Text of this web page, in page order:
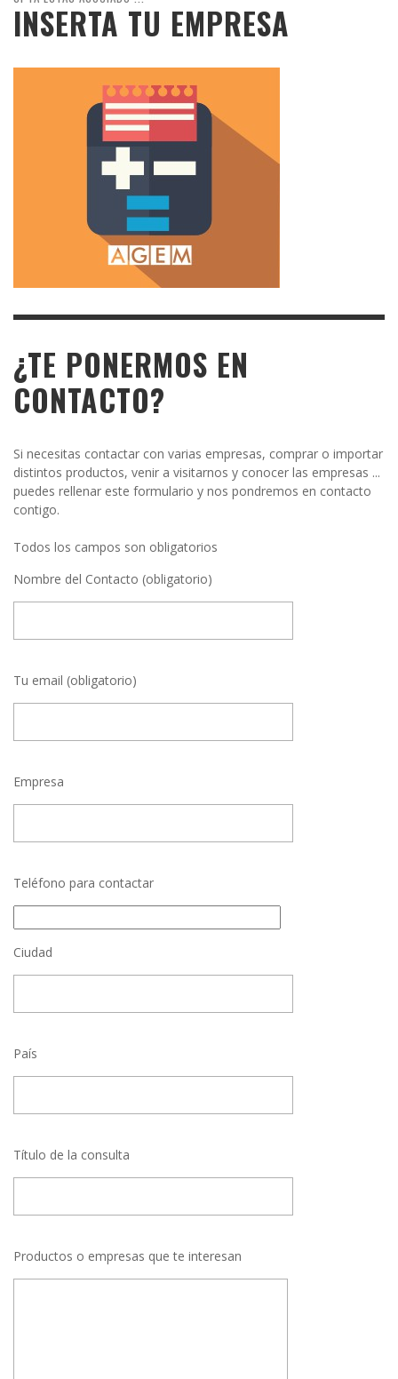
INSERTA TU EMPRESA
¿TE PONERMOS EN
CONTACTO?
Si necesitas contactar con varias empresas, comprar o importar
distintos productos, venir a visitarnos y conocer las empresas ...
puedes rellenar este formulario y nos pondremos en contacto
contigo.
Todos los campos son obligatorios
Nombre del Contacto (obligatorio)
Tu email (obligatorio)
Empresa
Teléfono para contactar
Ciudad
País
Título de la consulta
Productos o empresas que te interesan